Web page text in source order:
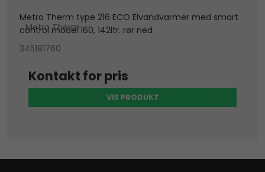
Metro Therm type 216 ECO Elvandvarmer med smart
control model 160, 142ltr. rør ned
Metro Therm
345181760
Kontakt for pris
VIS PRODUKT